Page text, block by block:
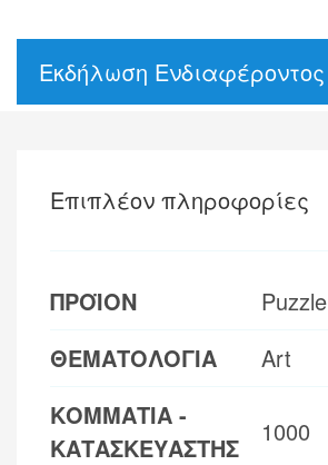
Εκδήλωση Ενδιαφέροντος
Επιπλέον πληροφορίες
ΠΡΟΪΟΝ
Puzzle
ΘΕΜΑΤΟΛΟΓΙΑ
Art
ΚΟΜΜΑΤΙΑ -
ΚΑΤΑΣΚΕΥΑΣΤΗΣ
1000